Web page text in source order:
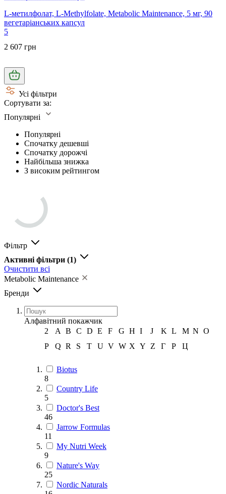
L-метилфолат, L-Methylfolate, Metabolic Maintenance, 5 мг, 90
вегетаріанських капсул
5
2 607 грн
Усі фільтри
Сортувати за:
Популярні
Популярні
Спочатку дешевші
Спочатку дорожчі
Найбільша знижка
З високим рейтингом
Фільтр
Активні фільтри (1)
Очистити всі
Metabolic Maintenance
Бренди
Алфавітний покажчик
2
A B C D E F G H I J K L M N O
P
Q R S T U V W X Y Z Г Р Ц
Biotus
8
Country Life
5
Doctor's Best
46
Jarrow Formulas
11
My Nutri Week
9
Nature's Way
25
Nordic Naturals